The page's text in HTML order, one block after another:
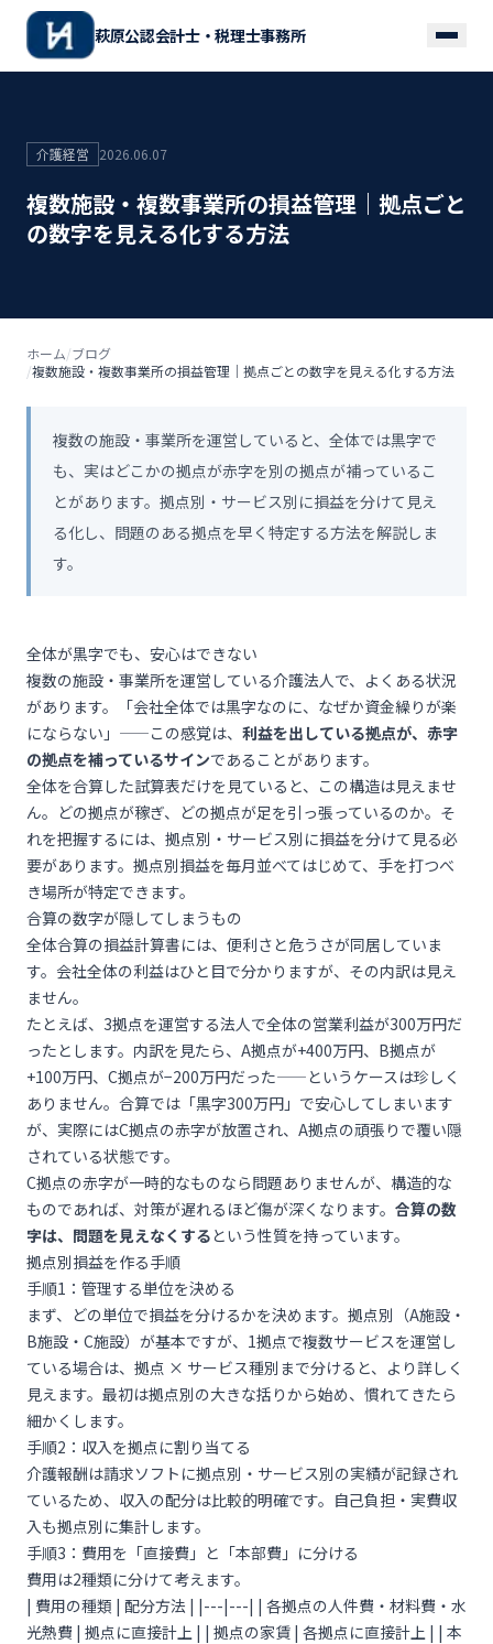
萩原公認会計士・税理士事務所
介護経営 2026.06.07
複数施設・複数事業所の損益管理｜拠点ごと
の数字を見える化する方法
ホーム/ブログ
/複数施設・複数事業所の損益管理｜拠点ごとの数字を見える化する方法
複数の施設・事業所を運営していると、全体では黒字で
も、実はどこかの拠点が赤字を別の拠点が補っているこ
とがあります。拠点別・サービス別に損益を分けて見え
る化し、問題のある拠点を早く特定する方法を解説しま
す。
全体が黒字でも、安心はできない
複数の施設・事業所を運営している介護法人で、よくある状況
があります。「会社全体では黒字なのに、なぜか資金繰りが楽
にならない」——この感覚は、 利益を出している拠点が、赤字
の拠点を補っているサインであることがあります。
全体を合算した試算表だけを見ていると、この構造は見えませ
ん。どの拠点が稼ぎ、どの拠点が足を引っ張っているのか。そ
れを把握するには、拠点別・サービス別に損益を分けて見る必
要があります。拠点別損益を毎月並べてはじめて、手を打つべ
き場所が特定できます。
合算の数字が隠してしまうもの
全体合算の損益計算書には、便利さと危うさが同居していま
す。会社全体の利益はひと目で分かりますが、その内訳は見え
ません。
たとえば、3拠点を運営する法人で全体の営業利益が300万円だ
ったとします。内訳を見たら、A拠点が+400万円、B拠点が
+100万円、C拠点が−200万円だった——というケースは珍しく
ありません。合算では「黒字300万円」で安心してしまいます
が、実際にはC拠点の赤字が放置され、A拠点の頑張りで覆い隠
されている状態です。
C拠点の赤字が一時的なものなら問題ありませんが、構造的な
ものであれば、対策が遅れるほど傷が深くなります。 合算の数
字は、問題を見えなくするという性質を持っています。
拠点別損益を作る手順
手順1：管理する単位を決める
まず、どの単位で損益を分けるかを決めます。拠点別（A施設・
B施設・C施設）が基本ですが、1拠点で複数サービスを運営し
ている場合は、拠点 × サービス種別まで分けると、より詳しく
見えます。最初は拠点別の大きな括りから始め、慣れてきたら
細かくします。
手順2：収入を拠点に割り当てる
介護報酬は請求ソフトに拠点別・サービス別の実績が記録され
ているため、収入の配分は比較的明確です。自己負担・実費収
入も拠点別に集計します。
手順3：費用を「直接費」と「本部費」に分ける
費用は2種類に分けて考えます。
| 費用の種類 | 配分方法 | |---|---| | 各拠点の人件費・材料費・水
光熱費 | 拠点に直接計上 | | 拠点の家賃 | 各拠点に直接計上 | | 本